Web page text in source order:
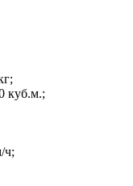
куб.м.;
ч;